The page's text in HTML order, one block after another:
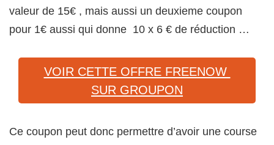
valeur de 15€ , mais aussi un deuxieme coupon
pour 1€ aussi qui donne 10 x 6 € de réduction …
VOIR CETTE OFFRE FREENOW
SUR GROUPON
Ce coupon peut donc permettre d’avoir une course